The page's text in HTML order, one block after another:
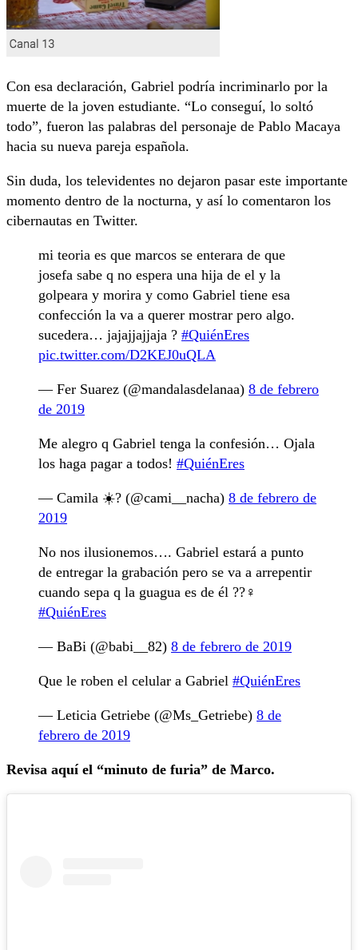
Con esa declaración, Gabriel podría incriminarlo por la
muerte de la joven estudiante. “Lo conseguí, lo soltó
todo”, fueron las palabras del personaje de Pablo Macaya
hacia su nueva pareja española.
Sin duda, los televidentes no dejaron pasar este importante
momento dentro de la nocturna, y así lo comentaron los
cibernautas en Twitter.
mi teoria es que marcos se enterara de que
josefa sabe q no espera una hija de el y la
golpeara y morira y como Gabriel tiene esa
confección la va a querer mostrar pero algo.
sucedera… jajajjajjaja ? #QuiénEres
pic.twitter.com/D2KEJ0uQLA
— Fer Suarez (@mandalasdelanaa) 8 de febrero
de 2019
Me alegro q Gabriel tenga la confesión… Ojala
los haga pagar a todos! #QuiénEres
— Camila ☀️? (@cami__nacha) 8 de febrero de
2019
No nos ilusionemos…. Gabriel estará a punto
de entregar la grabación pero se va a arrepentir
cuando sepa q la guagua es de él ??‍♀️
#QuiénEres
— BaBi (@babi__82) 8 de febrero de 2019
Que le roben el celular a Gabriel #QuiénEres
— Leticia Getriebe (@Ms_Getriebe) 8 de
febrero de 2019
Revisa aquí el “minuto de furia” de Marco.